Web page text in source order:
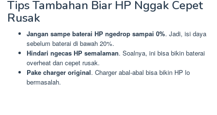
Tips Tambahan Biar HP Nggak Cepet
Rusak
Jangan sampe baterai HP ngedrop sampai 0%. Jadi, isi daya
sebelum baterai di bawah 20%.
Hindari ngecas HP semalaman. Soalnya, ini bisa bikin baterai
overheat dan cepet rusak.
Pake charger original. Charger abal-abal bisa bikin HP lo
bermasalah.